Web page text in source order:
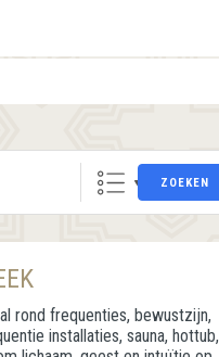
ZOEKEN
rond frequenties, bewustzijn,
installaties, sauna, hottub,